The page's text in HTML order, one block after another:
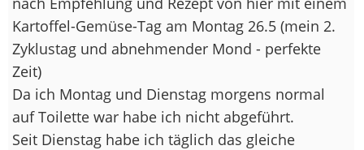
Kartoffel-Gemüse-Tag am Montag 26.5 (mein 2.
Zyklustag und abnehmender Mond - perfekte
Zeit)
Da ich Montag und Dienstag morgens normal
auf Toilette war habe ich nicht abgeführt.
Seit Dienstag habe ich täglich das gleiche